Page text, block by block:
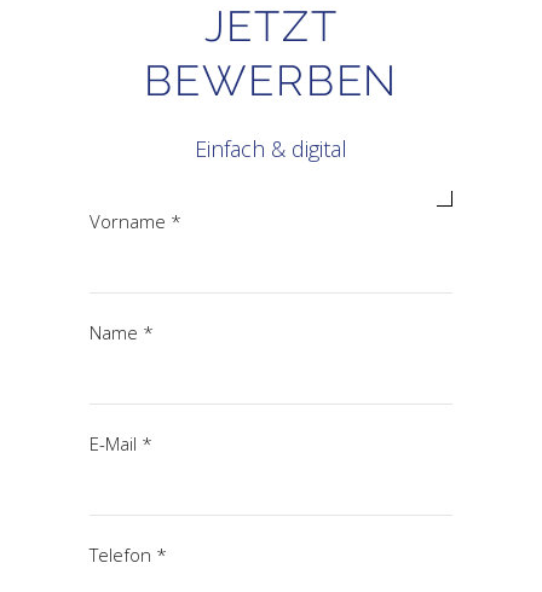
JETZT
BEWERBEN
Einfach & digital
Vorname *
Name *
E-Mail *
Telefon *